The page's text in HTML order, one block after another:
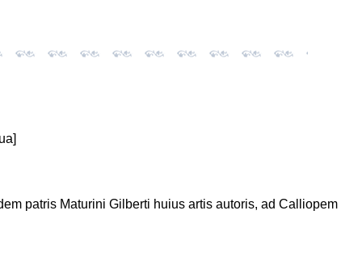
patris Maturini Gilberti huius artis autoris, ad Calliopem